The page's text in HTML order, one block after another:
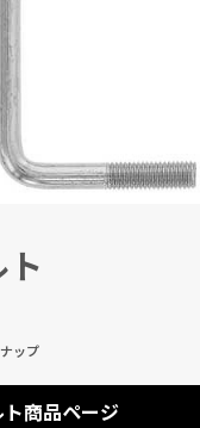
ップ
商品ページ